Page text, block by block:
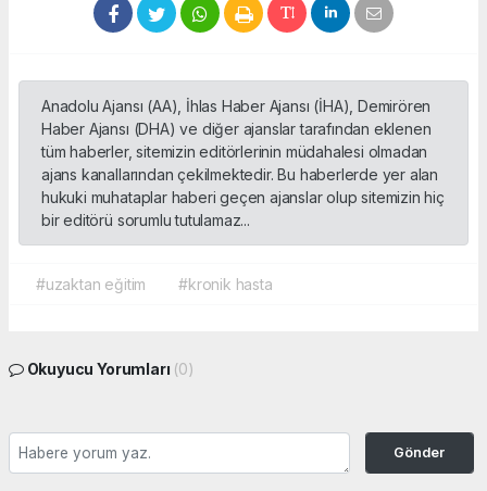
Anadolu Ajansı (AA), İhlas Haber Ajansı (İHA), Demirören
Haber Ajansı (DHA) ve diğer ajanslar tarafından eklenen
tüm haberler, sitemizin editörlerinin müdahalesi olmadan
ajans kanallarından çekilmektedir. Bu haberlerde yer alan
hukuki muhataplar haberi geçen ajanslar olup sitemizin hiç
bir editörü sorumlu tutulamaz...
#uzaktan eğitim #kronik hasta
Okuyucu Yorumları (0)
Gönder